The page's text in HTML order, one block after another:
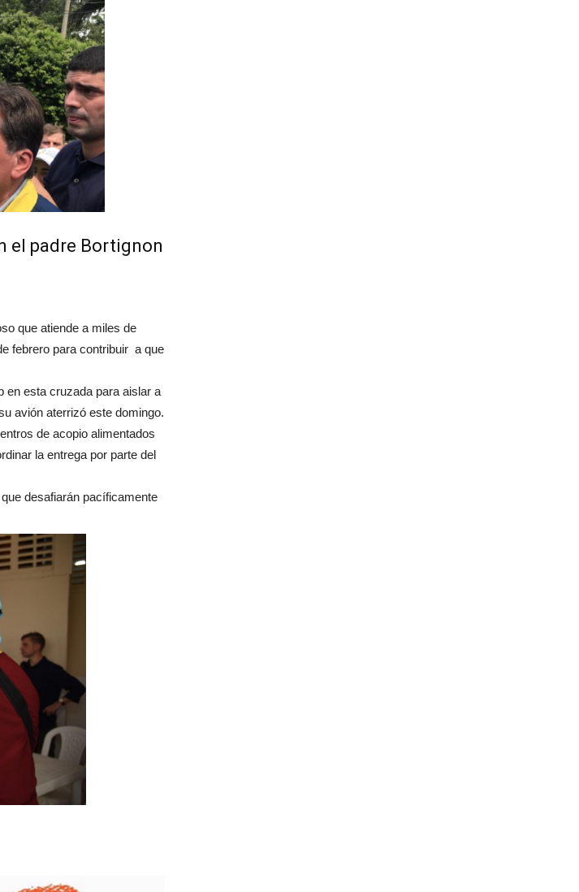
el padre Bortignon
que atiende a miles de
febrero para contribuir a que
en esta cruzada para aislar a
avión aterrizó este domingo.
de acopio alimentados
la entrega por parte del
desafiarán pacíficamente